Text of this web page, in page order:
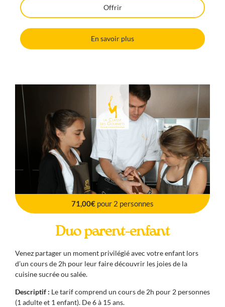
Offrir
En savoir plus
71,00€ pour 2 personnes
Duo parent-enfant
Venez partager un moment privilégié avec votre enfant lors
d’un cours de 2h pour leur faire découvrir les joies de la
cuisine sucrée ou salée.
Descriptif : Le tarif comprend un cours de 2h pour 2 personnes
(1 adulte et 1 enfant). De 6 à 15 ans.